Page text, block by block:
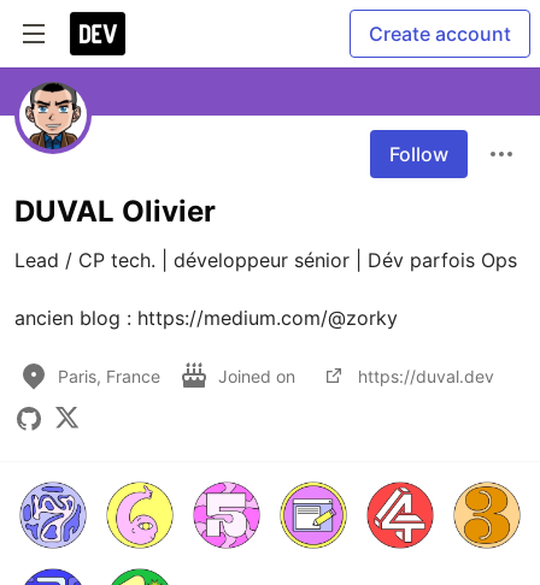
Create account
Follow
DUVAL Olivier
Lead / CP tech. | développeur sénior | Dév parfois Ops
ancien blog : https://medium.com/@zorky
Paris, France Joined on https://duval.dev